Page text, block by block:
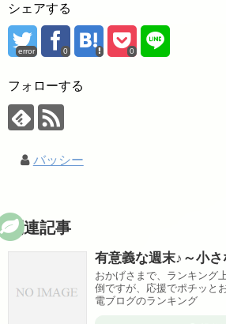
シェアする
error 0 0
フォローする
バッシー
関連記事
有意義な週末♪～小
おかげさまで、ランキング
倒ですが、応援でポチッと
電ブログのランキ